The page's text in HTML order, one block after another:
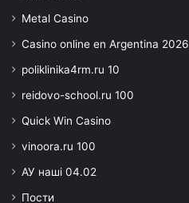
Metal Casino
Casino online en Argentina 2026
poliklinika4rm.ru 10
reidovo-school.ru 100
Quick Win Casino
vinoora.ru 100
АУ наші 04.02
Пости